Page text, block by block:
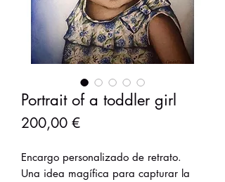
Portrait of a toddler girl
200,00 €Precio
Encargo personalizado de retrato.
Una idea magífica para capturar la